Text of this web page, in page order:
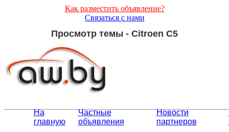
Как разместить объявление?
Связаться с нами
Просмотр темы - Citroen C5
На
главную
Частные
объявления
Новости
партнеров